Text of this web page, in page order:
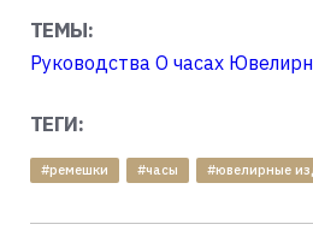
ТЕМЫ:
Руководства О часах
ТЕГИ:
#ремешки #часы #ювелирные